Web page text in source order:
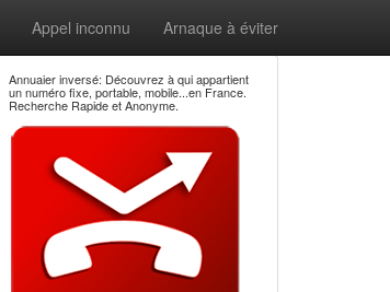
Appel inconnu Arnaque à éviter
Annuaier inversé: Découvrez à qui appartient
un numéro fixe, portable, mobile...en France.
Recherche Rapide et Anonyme.